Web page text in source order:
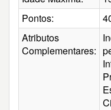
Pontos:
Atributos
Complementares: